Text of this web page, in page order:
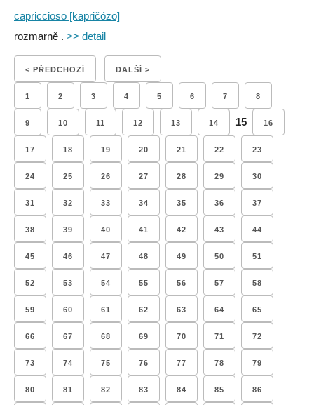
capriccioso [kapričózo]
rozmarně . >> detail
< PŘEDCHOZÍ DALŠÍ >
1 2 3 4 5 6 7 8
9 10 11 12 13 14 15 16
17 18 19 20 21 22 23
24 25 26 27 28 29 30
31 32 33 34 35 36 37
38 39 40 41 42 43 44
45 46 47 48 49 50 51
52 53 54 55 56 57 58
59 60 61 62 63 64 65
66 67 68 69 70 71 72
73 74 75 76 77 78 79
80 81 82 83 84 85 86